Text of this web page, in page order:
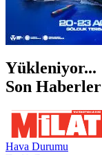
Yükleniyor...
Son Haberler
Hava Durumu